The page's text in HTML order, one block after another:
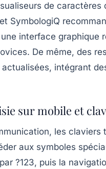
de caractères
SymbologiQ
interface graphique
De même, des
intégrant
sur mobile et
les claviers
aux symboles
?123, puis la